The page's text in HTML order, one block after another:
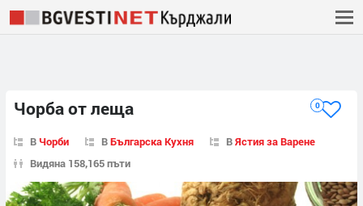
Чорба от леща 0
ВЧорби ВБългарска Кухня ВЯстия за Варене
Видяна 158,165 пъти